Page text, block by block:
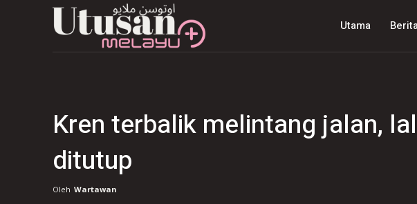
Utama
Kren terbalik melintang jalan,
ditutup
Oleh Wartawan